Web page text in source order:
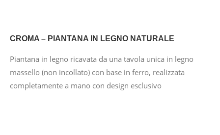
CROMA – PIANTANA IN LEGNO NATURALE
Piantana in legno ricavata da una tavola unica in legno
massello (non incollato) con base in ferro, realizzata
completamente a mano con design esclusivo